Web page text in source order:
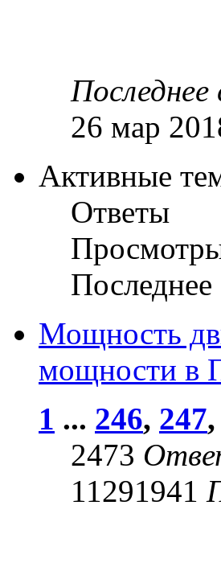
26 мар
Активные
Ответы
Мощность
мощности в
1 ... 246, 247,
2473
11291941